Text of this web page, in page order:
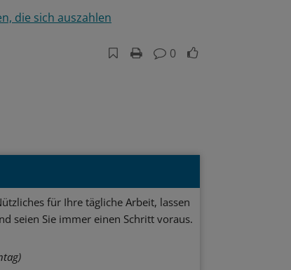
die sich auszahlen
0
für Ihre tägliche Arbeit, lassen
seien Sie immer einen Schritt voraus.